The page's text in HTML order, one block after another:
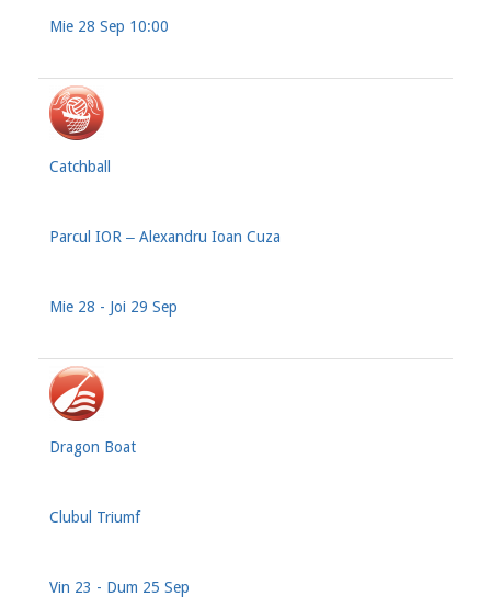
Mie 28 Sep 10:00
Catchball
Parcul IOR ‒ Alexandru Ioan Cuza
Mie 28 - Joi 29 Sep
Dragon Boat
Clubul Triumf
Vin 23 - Dum 25 Sep